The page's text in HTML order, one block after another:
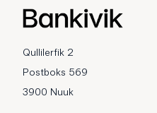
Qullilerfik 2
Postboks 569
3900 Nuuk